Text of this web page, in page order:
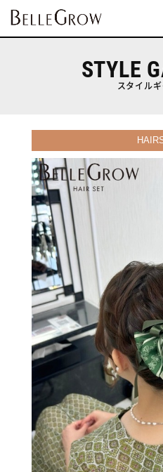
STYLE
スタイル